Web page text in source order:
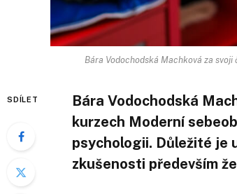
Bára Vodochodská Machková za
SDÍLET
Bára Vodochodská
kurzech Moderní
psychologii. Důležité je
zkušenosti především